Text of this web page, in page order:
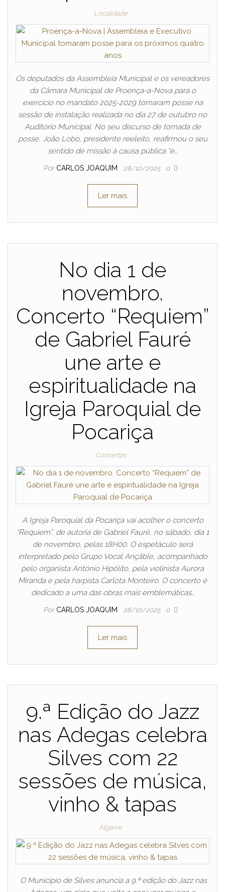
Localidade
Os deputados da Assembleia Municipal e os vereadores
da Câmara Municipal de Proença-a-Nova para o
exercício no mandato 2025-2029 tomaram posse na
sessão de instalação realizada no dia 27 de outubro no
Auditório Municipal. No seu discurso de tomada de
posse, João Lobo, presidente reeleito, reafirmou o seu
sentido de missão à causa pública “e…
Por CARLOS JOAQUIM 28/10/2025 0
Ler mais
No dia 1 de
novembro.
Concerto “Requiem”
de Gabriel Fauré
une arte e
espiritualidade na
Igreja Paroquial de
Pocariça
Concertos
A Igreja Paroquial da Pocariça vai acolher o concerto
“Requiem”, de autoria de Gabriel Fauré, no sábado, dia 1
de novembro, pelas 18H00. O espetáculo será
interpretado pelo Grupo Vocal Ançãble, acompanhado
pelo organista António Hipólito, pela violinista Aurora
Miranda e pela harpista Carlota Monteiro. O concerto é
dedicado a uma das obras mais emblemáticas…
Por CARLOS JOAQUIM 28/10/2025 0
Ler mais
9.ª Edição do Jazz
nas Adegas celebra
Silves com 22
sessões de música,
vinho & tapas
Algarve
O Município de Silves anuncia a 9.ª edição do Jazz nas